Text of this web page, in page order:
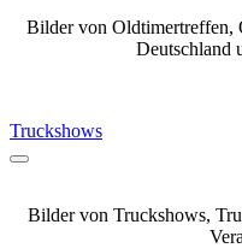
Bilder von Oldtimertreffen,
Deutschland
Truckshows
Bilder von Truckshows,